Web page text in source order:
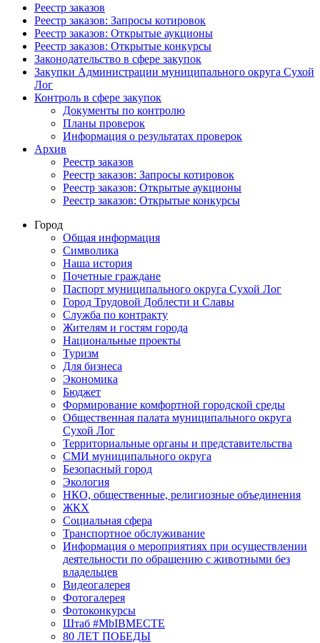
Реестр заказов
Реестр заказов: Запросы котировок
Реестр заказов: Открытые аукционы
Реестр заказов: Открытые конкурсы
Законодательство в сфере закупок
Закупки Администрации муниципального округа Сухой
Лог
Контроль в сфере закупок
Документы по контролю
Планы проверок
Информация о результатах проверок
Архив
Реестр заказов
Реестр заказов: Запросы котировок
Реестр заказов: Открытые аукционы
Реестр заказов: Открытые конкурсы
Город
Общая информация
Символика
Наша история
Почетные граждане
Паспорт муниципального округа Сухой Лог
Город Трудовой Доблести и Славы
Служба по контракту
Жителям и гостям города
Национальные проекты
Туризм
Для бизнеса
Экономика
Бюджет
Формирование комфортной городской среды
Общественная палата муниципального округа
Сухой Лог
Территориальные органы и представительства
СМИ муниципального округа
Безопасный город
Экология
НКО, общественные, религиозные объединения
ЖКХ
Социальная сфера
Транспортное обслуживание
Информация о мероприятиях при осуществлении
деятельности по обращению с животными без
владельцев
Видеогалерея
Фотогалерея
Фотоконкурсы
Штаб #MbIBMECTE
80 ЛЕТ ПОБЕДЫ